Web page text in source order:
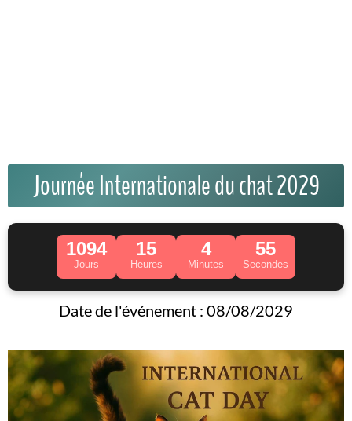
Journée Internationale du chat 2029
1094
Jours
15
Heures
4
Minutes
54
Secondes
Date de l'événement : 08/08/2029